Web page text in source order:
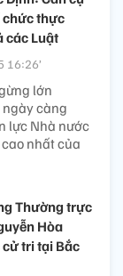
chức thực
các Luật
16:26’
lớn
càng
lực Nhà nước
nhất của
Thường trực
Hòa
tri tại Bắc